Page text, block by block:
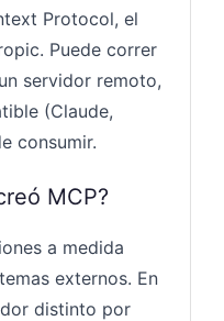
Protocol, el
Puede correr
servidor remoto,
(Claude,
consumir.
MCP?
a medida
externos. En
distinto por